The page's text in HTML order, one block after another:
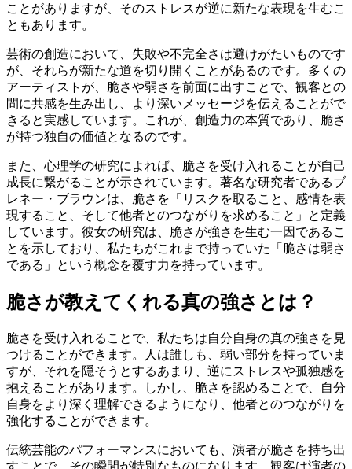
ことがありますが、そのストレスが逆に新たな表現を生むこ
ともあります。
芸術の創造において、失敗や不完全さは避けがたいものです
が、それらが新たな道を切り開くことがあるのです。多くの
アーティストが、脆さや弱さを前面に出すことで、観客との
間に共感を生み出し、より深いメッセージを伝えることがで
きると実感しています。これが、創造力の本質であり、脆さ
が持つ独自の価値となるのです。
また、心理学の研究によれば、脆さを受け入れることが自己
成長に繋がることが示されています。著名な研究者であるブ
レネー・ブラウンは、脆さを「リスクを取ること、感情を表
現すること、そして他者とのつながりを求めること」と定義
しています。彼女の研究は、脆さが強さを生む一因であるこ
とを示しており、私たちがこれまで持っていた「脆さは弱さ
である」という概念を覆す力を持っています。
脆さが教えてくれる真の強さとは？
脆さを受け入れることで、私たちは自分自身の真の強さを見
つけることができます。人は誰しも、弱い部分を持っていま
すが、それを隠そうとするあまり、逆にストレスや孤独感を
抱えることがあります。しかし、脆さを認めることで、自分
自身をより深く理解できるようになり、他者とのつながりを
強化することができます。
伝統芸能のパフォーマンスにおいても、演者が脆さを持ち出